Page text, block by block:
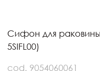
Сифон для
5SIFL00)
cod. 9054060061